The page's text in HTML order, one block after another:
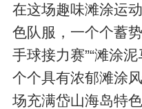
在这场趣味滩涂运
色队服，一个个蓄
手球接力赛”“滩涂
个个具有浓郁滩涂
场充满岱山海岛特